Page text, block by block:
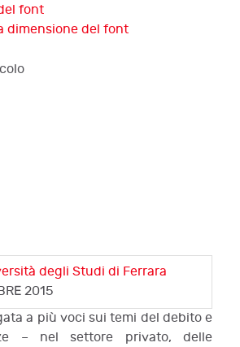
font
degli Studi di Ferrara
2015
a più voci sui temi del debito e
– nel settore privato, delle